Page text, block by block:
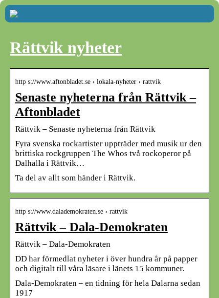
Rättvik nyheter
http s://www.aftonbladet.se › lokala-nyheter › rattvik
Senaste nyheterna från Rättvik –
Aftonbladet
Rättvik – Senaste nyheterna från Rättvik
Fyra svenska rockartister uppträder med musik ur den
brittiska rockgruppen The Whos två rockoperor på
Dalhalla i Rättvik…
Ta del av allt som händer i Rättvik.
http s://www.dalademokraten.se › rattvik
Rättvik – Dala-Demokraten
Rättvik – Dala-Demokraten
DD har förmedlat nyheter i över hundra år på papper
och digitalt till våra läsare i länets 15 kommuner.
Dala-Demokraten – en tidning för hela Dalarna sedan
1917